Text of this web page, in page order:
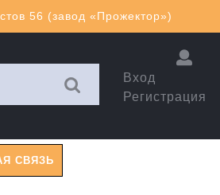
56 (завод «Прожектор»)
Регистрация
СВЯЗЬ